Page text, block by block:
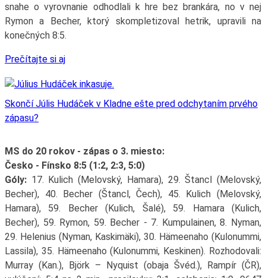
snahe o vyrovnanie odhodlali k hre bez brankára, no v nej
Rymon a Becher, ktorý skompletizoval hetrik, upravili na
konečných 8:5.
Prečítajte si aj
Skončí Júlis Hudáček v Kladne ešte pred odchytaním prvého
zápasu?
MS do 20 rokov - zápas o 3. miesto:
Česko - Fínsko 8:5 (1:2, 2:3, 5:0)
Góly:17. Kulich (Melovský, Hamara), 29. Štancl (Melovský,
Becher), 40. Becher (Štancl, Čech), 45. Kulich (Melovský,
Hamara), 59. Becher (Kulich, Šalé), 59. Hamara (Kulich,
Becher), 59. Rymon, 59. Becher - 7. Kumpulainen, 8. Nyman,
29. Helenius (Nyman, Kaskimäki), 30. Hämeenaho (Kulonummi,
Lassila), 35. Hämeenaho (Kulonummi, Keskinen). Rozhodovali:
Murray (Kan.), Björk – Nyquist (obaja Švéd.), Rampír (ČR),